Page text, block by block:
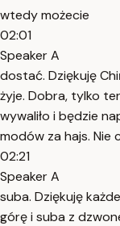
wtedy możecie
02:01
Speaker A
dostać. Dziękuję
żyje. Dobra, tylko
wywaliło i będzie
modów za hajs. Nie
02:21
Speaker A
suba. Dziękuję
górę i suba z